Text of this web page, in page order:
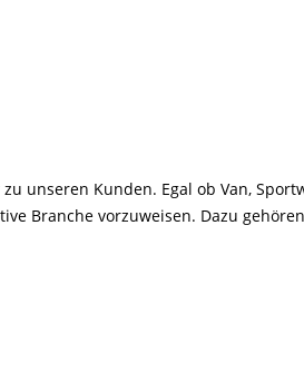
unseren Kunden. Egal ob Van,
Branche vorzuweisen. Dazu